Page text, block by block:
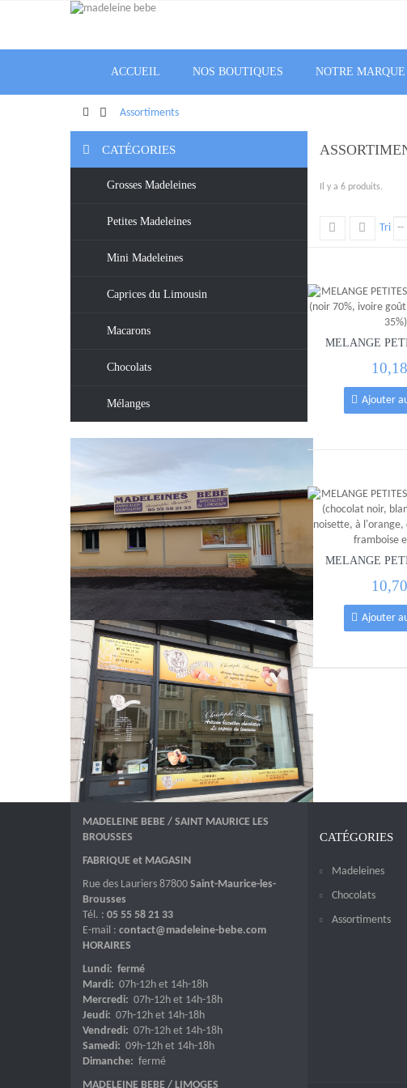
ACCUEIL NOS BOUTIQUES NOTRE MARQUE
> Assortiments
CATÉGORIES
Grosses Madeleines
Petites Madeleines
Mini Madeleines
Caprices du Limousin
Macarons
Chocolats
Mélanges
Il y a 6 produits.
Tri
MELANGE
Ajouter
MELANGE
Ajouter
MADELEINE BEBE / SAINT MAURICE LES
BROUSSES
FABRIQUE et MAGASIN
Rue des Lauriers 87800 Saint-Maurice-les-
Brousses
Tél. : 05 55 58 21 33
E-mail : contact@madeleine-bebe.com
HORAIRES
Lundi: fermé
Mardi: 07h-12h et 14h-18h
Mercredi: 07h-12h et 14h-18h
Jeudi: 07h-12h et 14h-18h
Vendredi: 07h-12h et 14h-18h
Samedi: 09h-12h et 14h-18h
Dimanche: fermé
MADELEINE BEBE / LIMOGES
CATÉGORIES
Madeleines
Chocolats
Assortiments